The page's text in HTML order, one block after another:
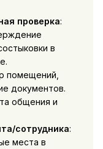
проверка:
в
помещений,
документов.
общения и
сотрудника:
места в